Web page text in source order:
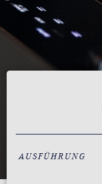
AUSFÜHRUNG